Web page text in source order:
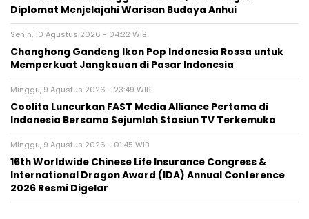
Diplomat Menjelajahi Warisan Budaya Anhui
Senin, 10 Agustus 2026 - 04:22 WIB
Changhong Gandeng Ikon Pop Indonesia Rossa untuk
Memperkuat Jangkauan di Pasar Indonesia
Minggu, 9 Agustus 2026 - 23:49 WIB
Coolita Luncurkan FAST Media Alliance Pertama di
Indonesia Bersama Sejumlah Stasiun TV Terkemuka
Minggu, 9 Agustus 2026 - 01:45 WIB
16th Worldwide Chinese Life Insurance Congress &
International Dragon Award (IDA) Annual Conference
2026 Resmi Digelar